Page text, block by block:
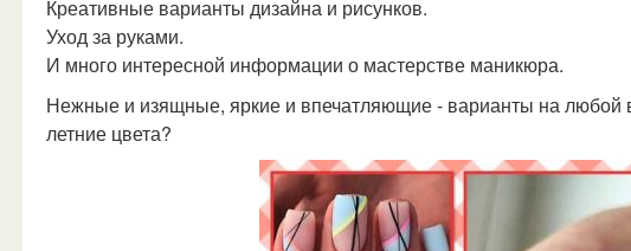
Креативные варианты дизайна и рисунков.
Уход за руками.
И много интересной информации о мастерстве маникюра.
Нежные и изящные, яркие и впечатляющие - варианты на любой
летние цвета?